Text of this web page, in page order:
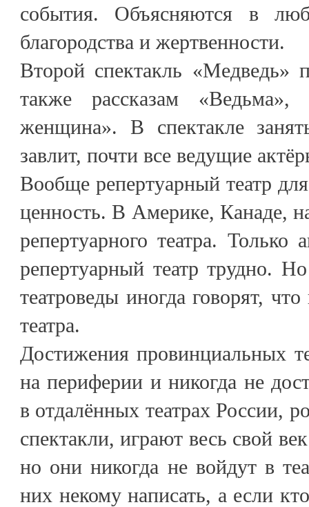
события. Объясняются в
благородства и жертвенности.
Второй спектакль «Медведь»
также рассказам «Ведьма»,
женщина». В спектакле
завлит, почти все ведущие
Вообще репертуарный театр
ценность. В Америке, Канаде,
репертуарного театра. Только
репертуарный театр трудно.
театроведы иногда говорят,
театра.
Достижения провинциальных
на периферии и никогда не
в отдалённых театрах России,
спектакли, играют весь свой
но они никогда не войдут в
них некому написать, а если